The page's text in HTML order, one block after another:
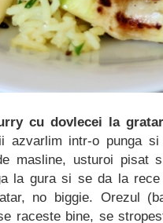
cu dovlecei la
azvarlim intr-o punga
masline, usturoi pisat
la gura si se da la
no biggie. Orezul
raceste bine, se